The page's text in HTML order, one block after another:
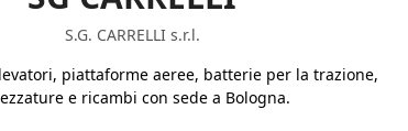
S.G. CARRELLI s.r.l.
piattaforme aeree, batterie per la trazione,
e ricambi con sede a Bologna.